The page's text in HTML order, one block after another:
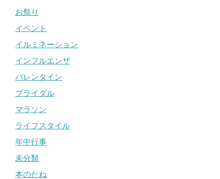
お祭り
イベント
イルミネーション
インフルエンザ
バレンタイン
ブライダル
マラソン
ライフスタイル
年中行事
未分類
本のたね